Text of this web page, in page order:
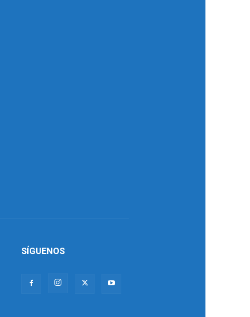
SÍGUENOS